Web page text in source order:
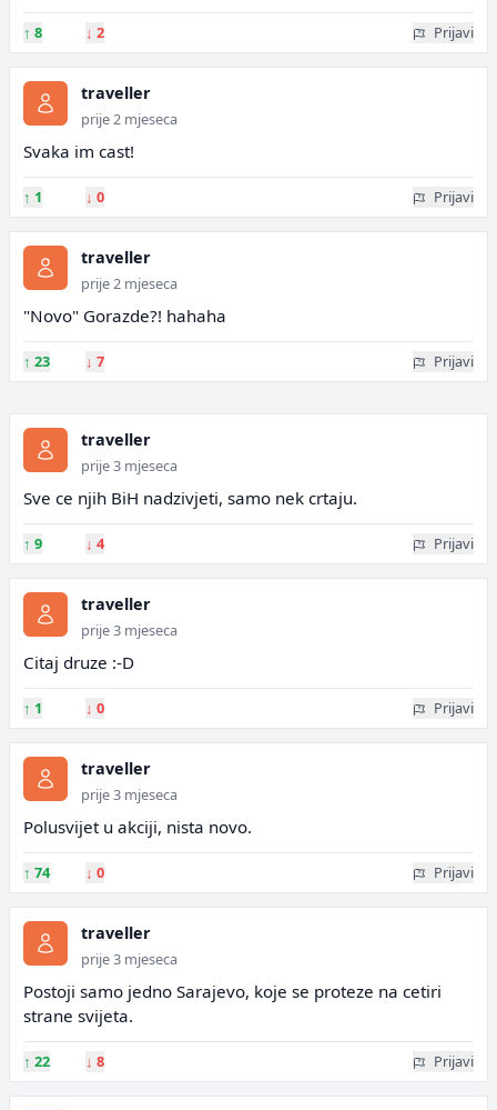
↑ 8 ↓ 2 Prijavi
traveller
prije 2 mjeseca
Svaka im cast!
↑ 1 ↓ 0 Prijavi
traveller
prije 2 mjeseca
"Novo" Gorazde?! hahaha
↑ 23 ↓ 7 Prijavi
traveller
prije 3 mjeseca
Sve ce njih BiH nadzivjeti, samo nek crtaju.
↑ 9 ↓ 4 Prijavi
traveller
prije 3 mjeseca
Citaj druze :-D
↑ 1 ↓ 0 Prijavi
traveller
prije 3 mjeseca
Polusvijet u akciji, nista novo.
↑ 74 ↓ 0 Prijavi
traveller
prije 3 mjeseca
Postoji samo jedno Sarajevo, koje se proteze na cetiri
strane svijeta.
↑ 22 ↓ 8 Prijavi